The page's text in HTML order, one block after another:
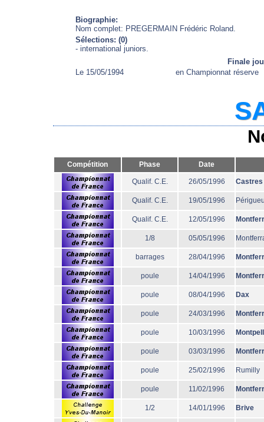
Biographie:
Nom complet: PREGERMAIN Frédéric Roland.
Sélections: (0)
- international juniors.
Finale
Le 15/05/1994
en Championnat réserve
Compétition Phase Date
Qualif. C.E. 26/05/1996 Castres
Qualif. C.E. 19/05/1996
Qualif. C.E. 12/05/1996
1/8 05/05/1996
barrages 28/04/1996
poule 14/04/1996
poule 08/04/1996 Dax
poule 24/03/1996
poule 10/03/1996
poule 03/03/1996
poule 25/02/1996 Rumilly
poule 11/02/1996
1/2 14/01/1996 Brive